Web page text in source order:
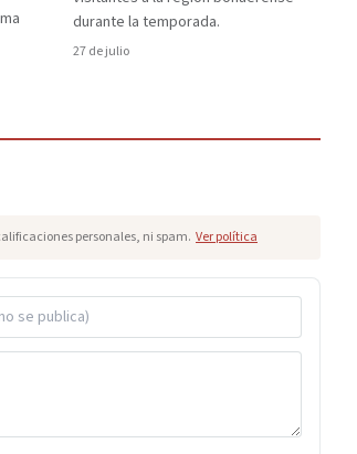
durante la temporada.
27 de julio
personales, ni spam. Ver política